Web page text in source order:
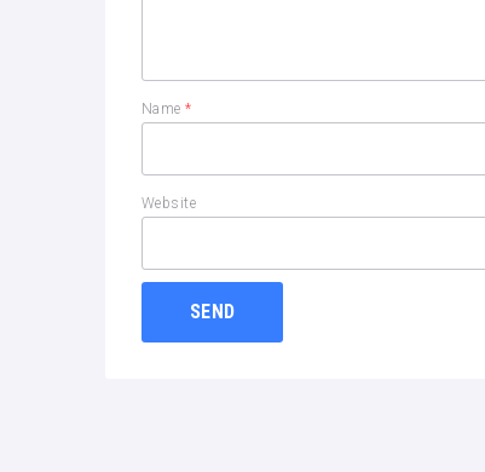
Name*
Website